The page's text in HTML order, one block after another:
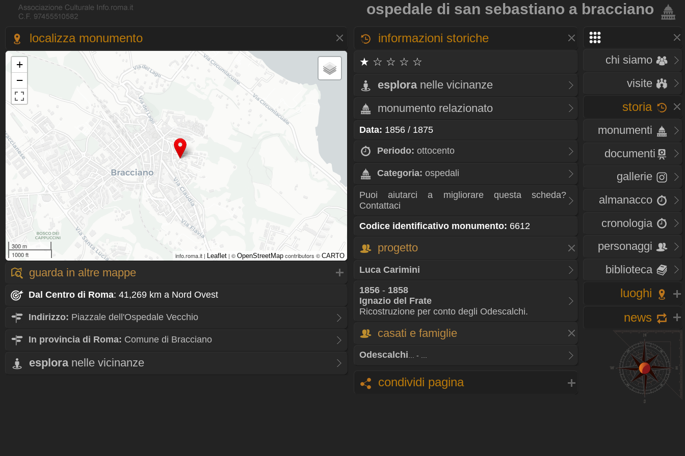
ospedale di san sebastiano a bracciano
chi siamo
visite
storia
monumenti
documenti
gallerie
almanacco
cronologia
personaggi
biblioteca
luoghi
news
localizza monumento
+
−
300 m
1000 ft
info.roma.it | Leaflet | © OpenStreetMap contributors © CARTO
guarda in altre mappe
Dal Centro di Roma: 41,269 km a Nord Ovest
Indirizzo: Piazzale dell'Ospedale Vecchio
In provincia di Roma: Comune di Bracciano
esplora nelle vicinanze
informazioni storiche
★ ☆ ☆ ☆ ☆
esplora nelle vicinanze
monumento relazionato
Data: 1856 / 1875
Periodo: ottocento
Categoria: ospedali
Puoi aiutarci a migliorare questa scheda?
Contattaci
Codice identificativo monumento: 6612
progetto
Luca Carimini
1856 - 1858
Ignazio del Frate
Ricostruzione per conto degli Odescalchi.
casati e famiglie
Odescalchi... - ...
condividi pagina